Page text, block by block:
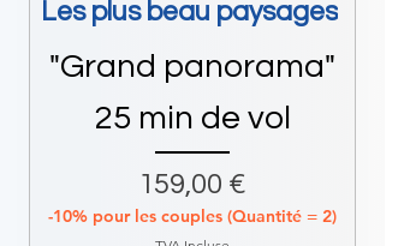
Les plus beau paysages
"Grand panorama"
25 min de vol
Prix
159,00 €
-10% pour les couples (Quantité = 2)